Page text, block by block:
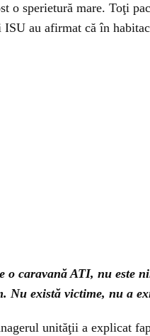
o sperietură mare. Toţi
ISU au afirmat că în
o caravană ATI, nu este
Nu există victime, nu a
unităţii a explicat